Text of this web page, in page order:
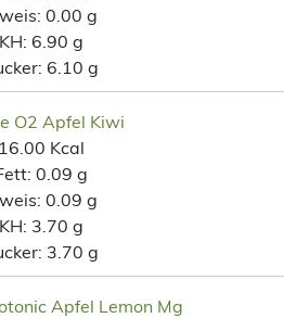
0.00 g
KH: 6.90 g
6.10 g
O2 Apfel Kiwi
16.00 Kcal
0.09 g
0.09 g
KH: 3.70 g
3.70 g
Apfel Lemon Mg